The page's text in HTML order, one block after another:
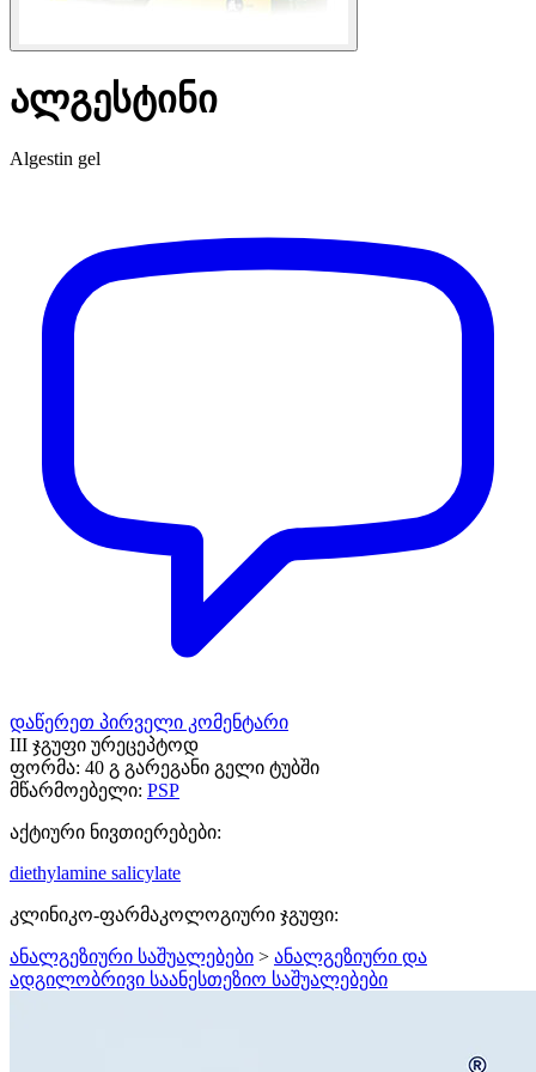
ალგესტინი
Algestin gel
დაწერეთ პირველი კომენტარი
III ჯგუფი ურეცეპტოდ
ფორმა: 40 გ გარეგანი გელი ტუბში
მწარმოებელი: PSP
აქტიური ნივთიერებები:
diethylamine salicylate
კლინიკო-ფარმაკოლოგიური ჯგუფი:
ანალგეზიური საშუალებები > ანალგეზიური და
ადგილობრივი საანესთეზიო საშუალებები